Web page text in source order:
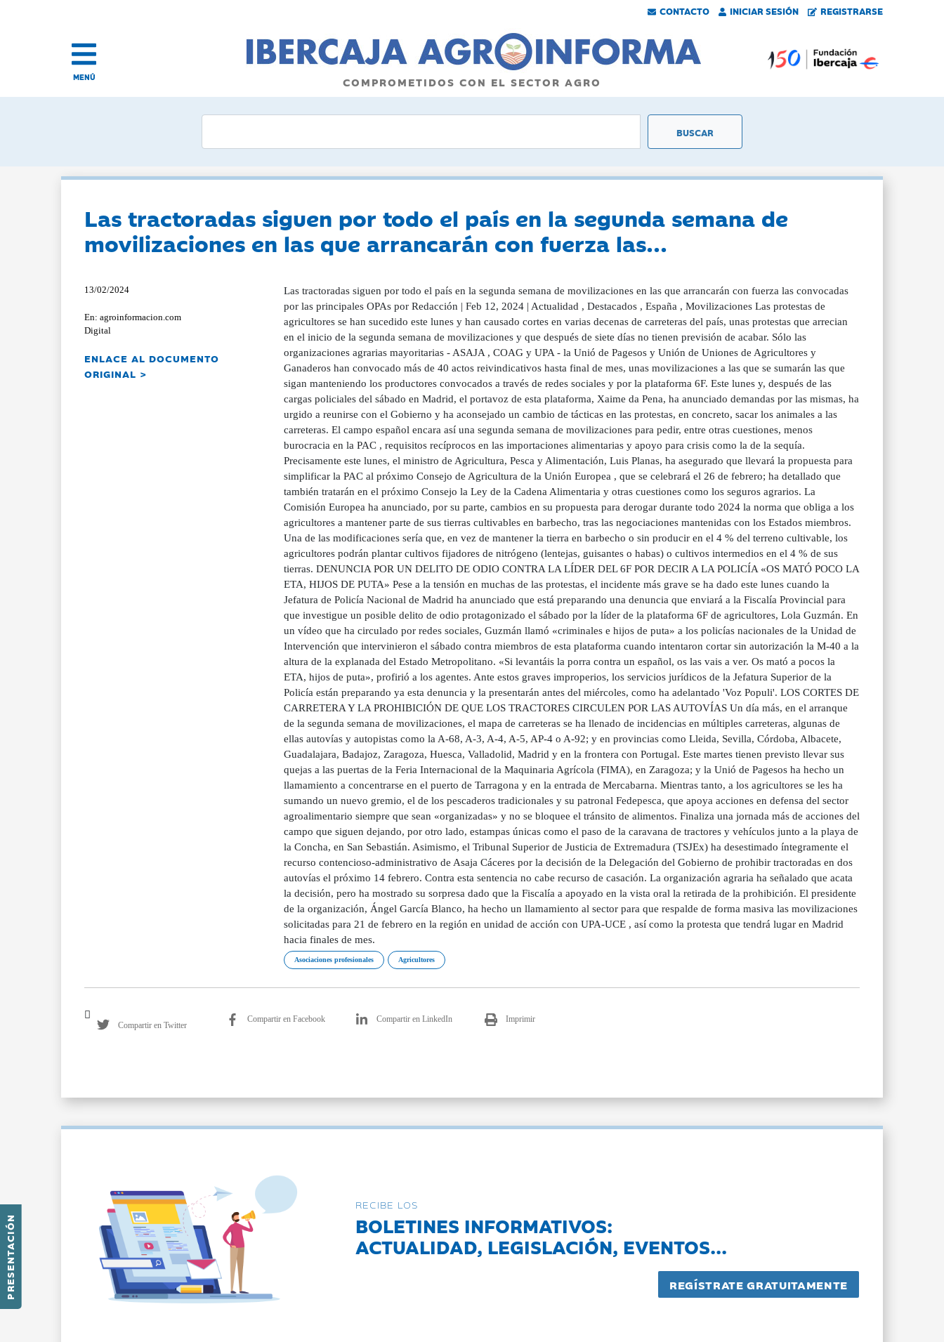
CONTACTO INICIAR SESIÓN REGISTRARSE
PRESENTACIÓN
MENÚ COMPROMETIDOS CON EL SECTOR AGRO
Las tractoradas siguen por todo el país en la segunda semana de
movilizaciones en las que arrancarán con fuerza las...
13/02/2024
En: agroinformacion.com
Digital
ENLACE AL DOCUMENTO
ORIGINAL >
Las tractoradas siguen por todo el país en la segunda semana de movilizaciones en las que arrancarán con fuerza las convocadas
por las principales OPAs por Redacción | Feb 12, 2024 | Actualidad , Destacados , España , Movilizaciones Las protestas de
agricultores se han sucedido este lunes y han causado cortes en varias decenas de carreteras del país, unas protestas que arrecian
en el inicio de la segunda semana de movilizaciones y que después de siete días no tienen previsión de acabar. Sólo las
organizaciones agrarias mayoritarias - ASAJA , COAG y UPA - la Unió de Pagesos y Unión de Uniones de Agricultores y
Ganaderos han convocado más de 40 actos reivindicativos hasta final de mes, unas movilizaciones a las que se sumarán las que
sigan manteniendo los productores convocados a través de redes sociales y por la plataforma 6F. Este lunes y, después de las
cargas policiales del sábado en Madrid, el portavoz de esta plataforma, Xaime da Pena, ha anunciado demandas por las mismas, ha
urgido a reunirse con el Gobierno y ha aconsejado un cambio de tácticas en las protestas, en concreto, sacar los animales a las
carreteras. El campo español encara así una segunda semana de movilizaciones para pedir, entre otras cuestiones, menos
burocracia en la PAC , requisitos recíprocos en las importaciones alimentarias y apoyo para crisis como la de la sequía.
Precisamente este lunes, el ministro de Agricultura, Pesca y Alimentación, Luis Planas, ha asegurado que llevará la propuesta para
simplificar la PAC al próximo Consejo de Agricultura de la Unión Europea , que se celebrará el 26 de febrero; ha detallado que
también tratarán en el próximo Consejo la Ley de la Cadena Alimentaria y otras cuestiones como los seguros agrarios. La
Comisión Europea ha anunciado, por su parte, cambios en su propuesta para derogar durante todo 2024 la norma que obliga a los
agricultores a mantener parte de sus tierras cultivables en barbecho, tras las negociaciones mantenidas con los Estados miembros.
Una de las modificaciones sería que, en vez de mantener la tierra en barbecho o sin producir en el 4 % del terreno cultivable, los
agricultores podrán plantar cultivos fijadores de nitrógeno (lentejas, guisantes o habas) o cultivos intermedios en el 4 % de sus
tierras. DENUNCIA POR UN DELITO DE ODIO CONTRA LA LÍDER DEL 6F POR DECIR A LA POLICÍA «OS MATÓ POCO LA
ETA, HIJOS DE PUTA» Pese a la tensión en muchas de las protestas, el incidente más grave se ha dado este lunes cuando la
Jefatura de Policía Nacional de Madrid ha anunciado que está preparando una denuncia que enviará a la Fiscalía Provincial para
que investigue un posible delito de odio protagonizado el sábado por la líder de la plataforma 6F de agricultores, Lola Guzmán. En
un vídeo que ha circulado por redes sociales, Guzmán llamó «criminales e hijos de puta» a los policías nacionales de la Unidad de
Intervención que intervinieron el sábado contra miembros de esta plataforma cuando intentaron cortar sin autorización la M-40 a la
altura de la explanada del Estado Metropolitano. «Si levantáis la porra contra un español, os las vais a ver. Os mató a pocos la
ETA, hijos de puta», profirió a los agentes. Ante estos graves improperios, los servicios jurídicos de la Jefatura Superior de la
Policía están preparando ya esta denuncia y la presentarán antes del miércoles, como ha adelantado 'Voz Populi'. LOS CORTES DE
CARRETERA Y LA PROHIBICIÓN DE QUE LOS TRACTORES CIRCULEN POR LAS AUTOVÍAS Un día más, en el arranque
de la segunda semana de movilizaciones, el mapa de carreteras se ha llenado de incidencias en múltiples carreteras, algunas de
ellas autovías y autopistas como la A-68, A-3, A-4, A-5, AP-4 o A-92; y en provincias como Lleida, Sevilla, Córdoba, Albacete,
Guadalajara, Badajoz, Zaragoza, Huesca, Valladolid, Madrid y en la frontera con Portugal. Este martes tienen previsto llevar sus
quejas a las puertas de la Feria Internacional de la Maquinaria Agrícola (FIMA), en Zaragoza; y la Unió de Pagesos ha hecho un
llamamiento a concentrarse en el puerto de Tarragona y en la entrada de Mercabarna. Mientras tanto, a los agricultores se les ha
sumando un nuevo gremio, el de los pescaderos tradicionales y su patronal Fedepesca, que apoya acciones en defensa del sector
agroalimentario siempre que sean «organizadas» y no se bloquee el tránsito de alimentos. Finaliza una jornada más de acciones del
campo que siguen dejando, por otro lado, estampas únicas como el paso de la caravana de tractores y vehículos junto a la playa de
la Concha, en San Sebastián. Asimismo, el Tribunal Superior de Justicia de Extremadura (TSJEx) ha desestimado íntegramente el
recurso contencioso-administrativo de Asaja Cáceres por la decisión de la Delegación del Gobierno de prohibir tractoradas en dos
autovías el próximo 14 febrero. Contra esta sentencia no cabe recurso de casación. La organización agraria ha señalado que acata
la decisión, pero ha mostrado su sorpresa dado que la Fiscalía a apoyado en la vista oral la retirada de la prohibición. El presidente
de la organización, Ángel García Blanco, ha hecho un llamamiento al sector para que respalde de forma masiva las movilizaciones
solicitadas para 21 de febrero en la región en unidad de acción con UPA-UCE , así como la protesta que tendrá lugar en Madrid
hacia finales de mes.
Asociaciones profesionales Agricultores
Compartir en Twitter
Compartir en Facebook Compartir en LinkedIn Imprimir
RECIBE LOS
BOLETINES INFORMATIVOS:
ACTUALIDAD, LEGISLACIÓN, EVENTOS...